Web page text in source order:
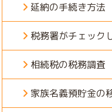
延納の手続き方法
税務署がチェック
相続税の税務調査
家族名義預貯金の